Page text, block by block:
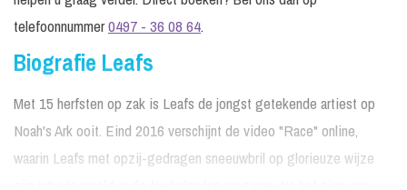
telefoonnummer0497 - 36 08 64.
Biografie Leafs
Met 15 herfsten op zak is Leafs de jongst getekende artiest op
Noah's Ark ooit. Eind 2016 verschijnt de video "Race" online,
waarin Leafs met opzij-gedragen sneeuwbril op glorieuze wijze